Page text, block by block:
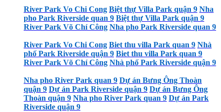
River Park Vo Chi Cong Biệt thự Villa Park quận 9 Nha
pho Park Riverside quan 9 Biệt thự Villa Park quận 9
River Park Võ Chí Công Nha pho Park Riverside quan 9
River Park Vo Chi Cong Biet thu villa Park quan 9 Nhà
phố Park Riverside quận 9 Biet thu villa Park quan 9
River Park Võ Chí Công Nhà phố Park Riverside quận 9
Nha pho River Park quan 9 Dự án Bưng Ông Thoàn
quận 9 Dự án Park Riverside quận 9 Dự án Bưng Ông
Thoàn quận 9 Nha pho River Park quan 9 Dự án Park
Riverside quận 9